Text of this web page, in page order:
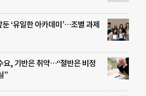
‘유일한 아카데미’…조별 과제
요, 기반은 취약…“절반은 비정
”